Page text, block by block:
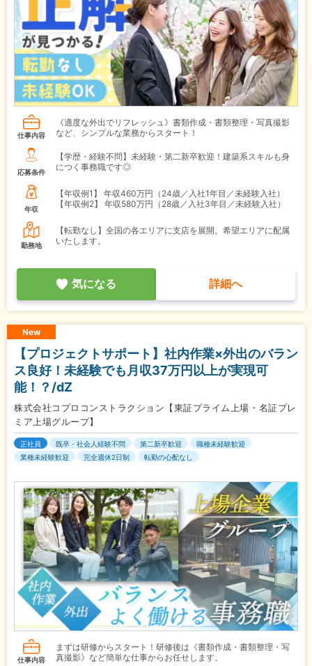
仕事内容
《適度な外出でリフレッシュ》書類作成・書類整理・写真撮影
など、シンプルな業務からスタート！
応募条件
【学歴・経験不問】未経験・第二新卒歓迎！建築系スキルも身
につく事務職です◎
年収
【年収例1】
年収460万円（24歳／入社1年目／未経験入社）
【年収例2】
年収580万円（28歳／入社3年目／未経験入社）
勤務地
【転勤なし】全国の各エリアに支店を展開。希望エリアに配属
いたします。
気になる 詳細へ
New
【プロジェクトサポート】社内作業×外出のバラン
ス良好！未経験でも月収37万円以上が実現可
能！？/dZ
株式会社コプロコンストラクション【東証プライム上場・名証プレ
ミア上場グループ】
正社員 既卒・社会人経験不問 第二新卒歓迎
職種未経験歓迎
業種未経験歓迎
完全週休2日制 転勤の心配なし
仕事内容
まずは研修からスタート！研修後は《書類作成・書類整理・写
真撮影》など簡単な仕事からお任せします。